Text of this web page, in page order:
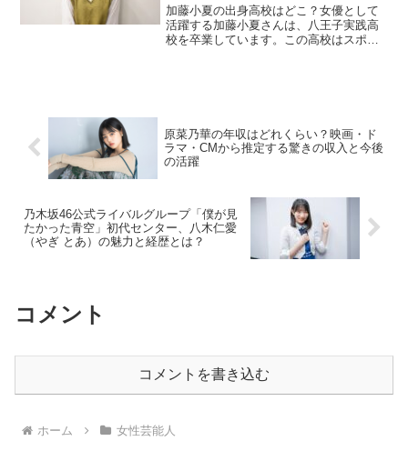
加藤小夏の出身高校はどこ？女優として
活躍する加藤小夏さんは、八王子実践高
校を卒業しています。この高校はスポー
原菜乃華の年収はどれくらい？映画・ド
ラマ・CMから推定する驚きの収入と今後
の活躍
乃木坂46公式ライバルグループ「僕が見
たかった青空」初代センター、八木仁愛
（やぎ とあ）の魅力と経歴とは？
コメント
コメントを書き込む
ホーム 女性芸能人